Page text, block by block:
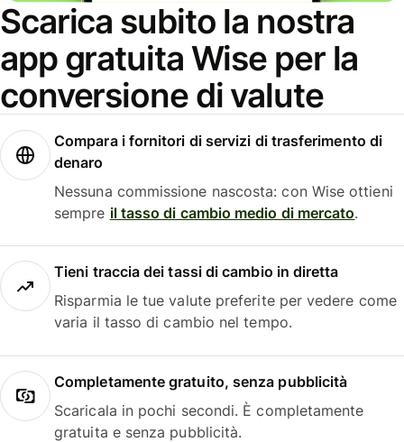
Scarica subito la nostra
app gratuita Wise per la
conversione di valute
Compara i fornitori di servizi di trasferimento di
denaro
Nessuna commissione nascosta: con Wise ottieni
sempre il tasso di cambio medio di mercato.
Tieni traccia dei tassi di cambio in diretta
Risparmia le tue valute preferite per vedere come
varia il tasso di cambio nel tempo.
Completamente gratuito, senza pubblicità
Scaricala in pochi secondi. È completamente
gratuita e senza pubblicità.